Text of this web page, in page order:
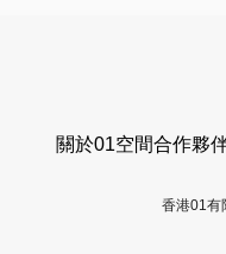
關於01空間合作夥
香港01有